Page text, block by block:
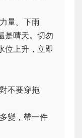
量。下雨
是晴天。切勿
位上升，立即
不要穿拖
變，帶一件